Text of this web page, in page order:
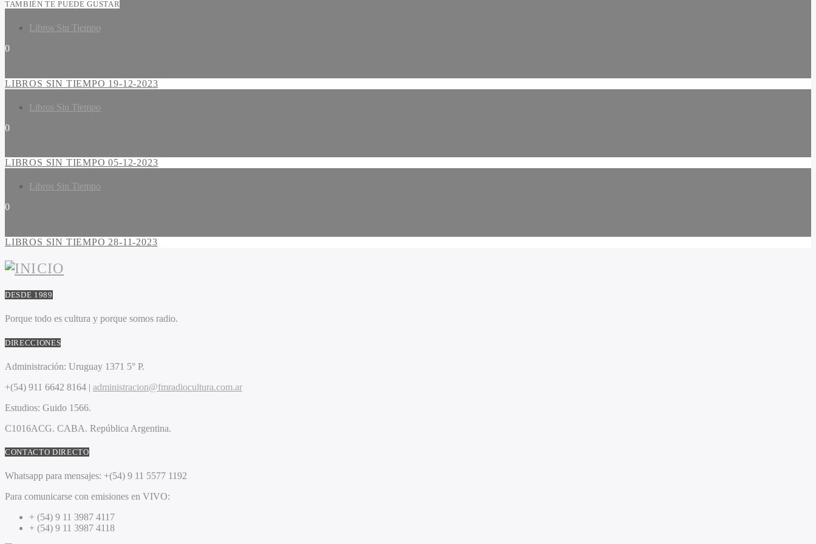
TAMBIÉN TE PUEDE GUSTAR
Libros Sin Tiempo
0
LIBROS SIN TIEMPO 19-12-2023
Libros Sin Tiempo
0
LIBROS SIN TIEMPO 05-12-2023
Libros Sin Tiempo
0
LIBROS SIN TIEMPO 28-11-2023
DESDE 1989
Porque todo es cultura y porque somos radio.
DIRECCIONES
Administración: Uruguay 1371 5° P.
+(54) 911 6642 8164 | administracion@fmradiocultura.com.ar
Estudios: Guido 1566.
C1016ACG. CABA. República Argentina.
CONTACTO DIRECTO
Whatsapp para mensajes: +(54) 9 11 5577 1192
Para comunicarse con emisiones en VIVO:
+ (54) 9 11 3987 4117
+ (54) 9 11 3987 4118